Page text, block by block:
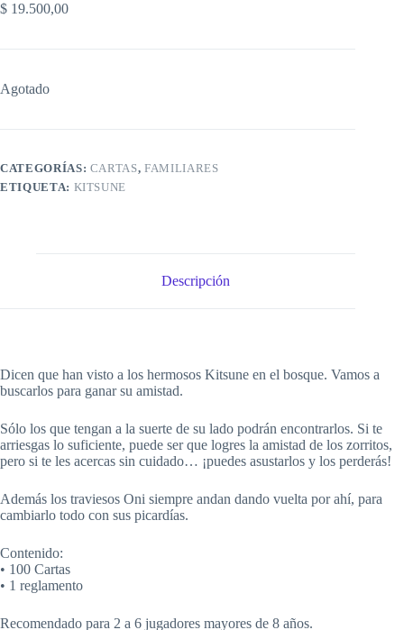
$ 19.500,00
Agotado
CATEGORÍAS: CARTAS,FAMILIARES
ETIQUETA: KITSUNE
Descripción
Dicen que han visto a los hermosos Kitsune en el bosque. Vamos a
buscarlos para ganar su amistad.
Sólo los que tengan a la suerte de su lado podrán encontrarlos. Si te
arriesgas lo suficiente, puede ser que logres la amistad de los zorritos,
pero si te les acercas sin cuidado… ¡puedes asustarlos y los perderás!
Además los traviesos Oni siempre andan dando vuelta por ahí, para
cambiarlo todo con sus picardías.
Contenido:
• 100 Cartas
• 1 reglamento
Recomendado para 2 a 6 jugadores mayores de 8 años.